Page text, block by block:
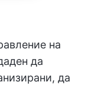
на
да
да